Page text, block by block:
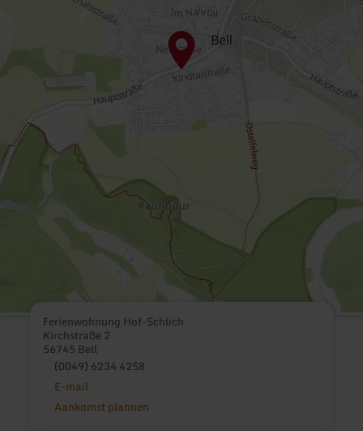
Ferienwohnung Hof-Schlich
Kirchstraße 2
56745 Bell
(0049) 6234 4258
E-mail
Aankomst plannen